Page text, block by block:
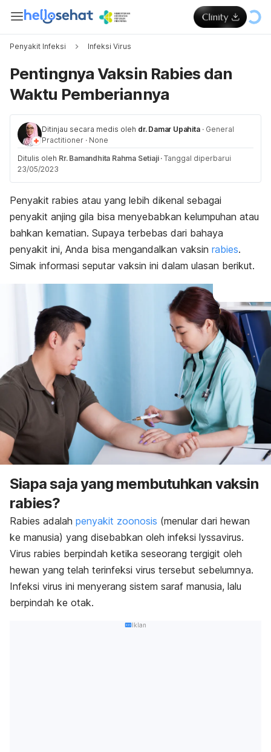
Penyakit Infeksi Infeksi Virus
Pentingnya Vaksin Rabies dan
Waktu Pemberiannya
Ditinjau secara medis oleh dr. Damar Upahita · General
Practitioner · None
Ditulis oleh Rr. Bamandhita Rahma Setiaji · Tanggal diperbarui
23/05/2023
Penyakit rabies atau yang lebih dikenal sebagai
penyakit anjing gila bisa menyebabkan kelumpuhan atau
bahkan kematian. Supaya terbebas dari bahaya
penyakit ini, Anda bisa mengandalkan vaksin rabies.
Simak informasi seputar vaksin ini dalam ulasan berikut.
Siapa saja yang membutuhkan vaksin
rabies?
Rabies adalah penyakit zoonosis (menular dari hewan
ke manusia) yang disebabkan oleh infeksi lyssavirus.
Virus rabies berpindah ketika seseorang tergigit oleh
hewan yang telah terinfeksi virus tersebut sebelumnya.
Infeksi virus ini menyerang sistem saraf manusia, lalu
berpindah ke otak.
Iklan